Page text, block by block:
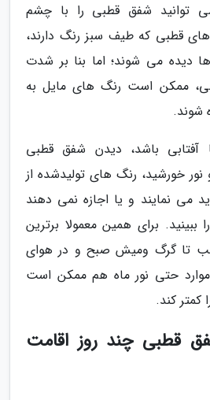
توانید شفق قطبی را با چشم
قطبی که طیف سبز رنگ دارند،
دیده می شوند؛ اما بنا بر شدت
ممکن است رنگ های مایل به
شوند.
آفتابی باشد، دیدن شفق قطبی
خورشید، رنگ های تولیدشده از
می نمایند و یا اجازه نمی دهند
برای همین معمولا برترین
شب تا گرگ ومیش صبح و در هوای
حتی نور ماه هم ممکن است
کند.
قطبی چند روز اقامت